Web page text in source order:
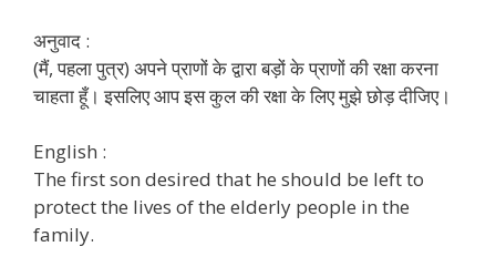
अनुवाद :
(मैं, पहला पुत्र) अपने प्राणों के द्वारा बड़ों के प्राणों की रक्षा करना
चाहता हूँ। इसलिए आप इस कुल की रक्षा के लिए मुझे छोड़ दीजिए।
English :
The first son desired that he should be left to
protect the lives of the elderly people in the
family.